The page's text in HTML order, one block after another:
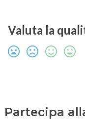
Valuta la
Partecipa